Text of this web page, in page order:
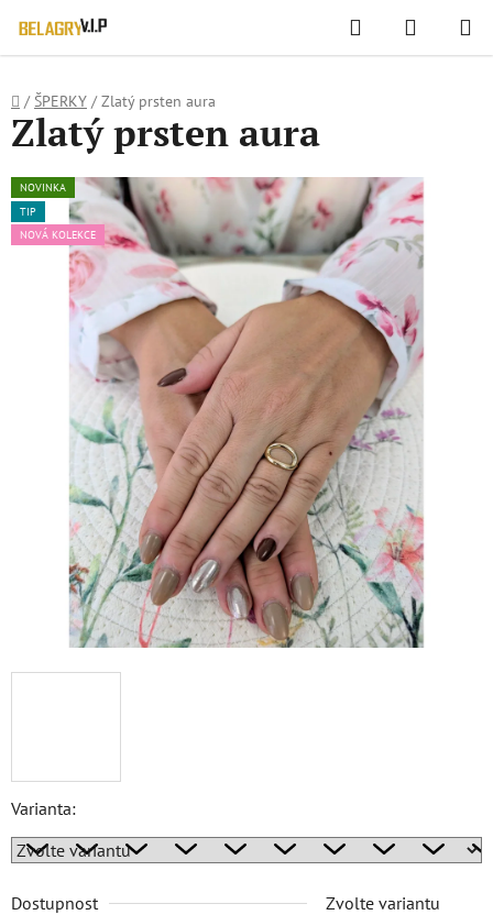
WIDGET HODNOCENÍ OBCHODU
Přejít
na
Hledat
KOŠÍK
Domů
/ ŠPERKY / Zlatý prsten aura
Varianta:
Dostupnost Zvolte variantu
Zlatý prsten aura
NOVINKA
TIP
NOVÁ KOLEKCE